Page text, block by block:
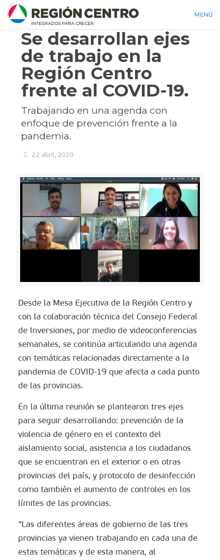
MENÚ
Se desarrollan ejes
de trabajo en la
Región Centro
frente al COVID-19.
Trabajando en una agenda con
enfoque de prevención frente a la
pandemia.
22 abril, 2020
Desde la Mesa Ejecutiva de la Región Centro y
con la colaboración técnica del Consejo Federal
de Inversiones, por medio de videoconferencias
semanales, se continúa articulando una agenda
con temáticas relacionadas directamente a la
pandemia de COVID-19 que afecta a cada punto
de las provincias.
En la última reunión se plantearon tres ejes
para seguir desarrollando: prevención de la
violencia de género en el contexto del
aislamiento social, asistencia a los ciudadanos
que se encuentran en el exterior o en otras
provincias del país, y protocolo de desinfección
como también el aumento de controles en los
límites de las provincias.
“Las diferentes áreas de gobierno de las tres
provincias ya vienen trabajando en cada una de
estas temáticas y de esta manera, al